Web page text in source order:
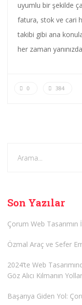
uyumlu bir şekilde
fatura, stok ve cari
takibi gibi ana
her zaman
0 384
Son Yazılar
Çorum Web Tasarımın
Özmal Araç ve Sefer
2024’te Web
Göz Alıcı Kılmanın
Başarıya Giden Yol: